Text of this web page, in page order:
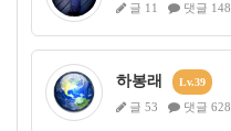
글 11 댓글 148
하봉래 Lv.39
글 53 댓글 628